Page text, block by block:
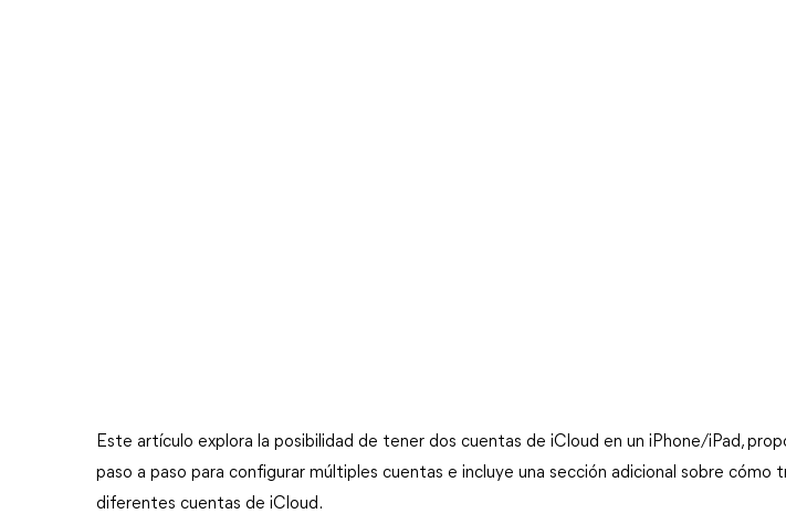
Este artículo explora la posibilidad de tener dos cuentas de iCloud en un iPhone/iPad,
paso a paso para configurar múltiples cuentas e incluye una sección adicional sobre cómo
diferentes cuentas de iCloud.